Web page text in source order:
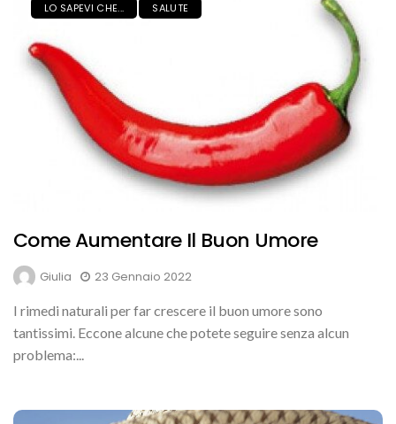
LO SAPEVI CHE... SALUTE
Come Aumentare Il Buon Umore
Giulia
23 Gennaio 2022
I rimedi naturali per far crescere il buon umore sono
tantissimi. Eccone alcune che potete seguire senza alcun
problema:...